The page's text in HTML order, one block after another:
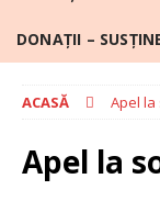
DONAȚII –
ACASĂ Apel
Apel la